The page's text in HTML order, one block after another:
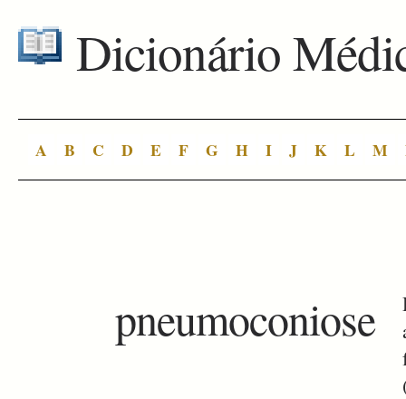
Dicionário
A B C D E F G H I J K L M
pneumoconiose